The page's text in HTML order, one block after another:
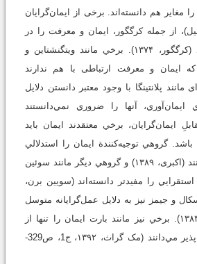
مغاير هم دانسته‌اند.‌‌ برخی از ايمان‌گرايان
از جمله کرگگور، ايمان و معرفت را در
تعارض با هم مي‌ديدند ‏(کرگگور، ۱۳۷۴). برخي مانند ويتگنشتاين و
که ایمان و معرفت ارتباطی با هم ندارند
۱۳۷۹). عده‌ای مانند پلانتينگا با وجود معتبر دانستن دلایل
ايمان‌آوري، آنها را ضروري نمي‌دانستند
۱۳۷۶). در مقابلِ ايمان‌گرايان، برخي معتقدند ايمان بايد
گروهي توجيه‌كنندة ايمان را استدلالي
برهاني يا قياسي می‌دانند ‏(اکبری، ۱۳۸۹) و گروهي ديگر مانند سوئين
را مفيدتر دانسته‌اند ‏(سویین برن،
و جيمز نيز به دلايل عمل‌گرايانه متوسل
مي‌شوند ‏(آذربایجانی، ۱۳۸۳). برخي نيز مانند بارت ايمان را تنها از
طريق درون‌ديني توجيه‌پذير مي‌دانند ‏(مک گراث، ۱۳۹۲، ج1، ص329-